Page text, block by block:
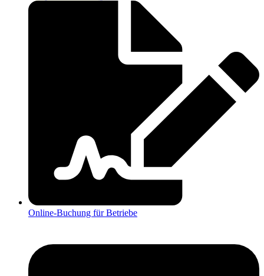
Online-Buchung für Betriebe